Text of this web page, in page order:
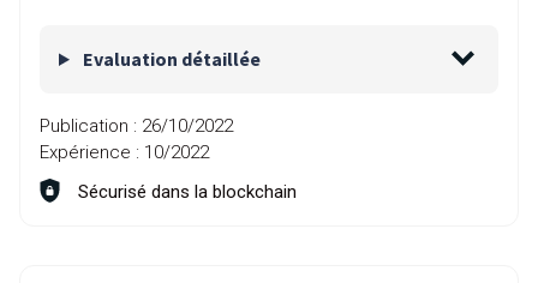
Evaluation détaillée
Publication : 26/10/2022
Expérience : 10/2022
Sécurisé dans la blockchain